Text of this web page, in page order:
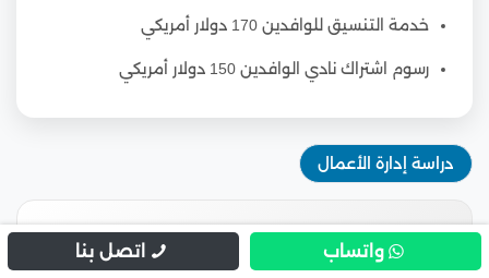
خدمة التنسيق للوافدين 170 دولار أمريكي
رسوم اشتراك نادي الوافدين 150 دولار أمريكي
دراسة إدارة الأعمال
لتأمين قبولك الجامعي في مصر
واتساب اتصل بنا